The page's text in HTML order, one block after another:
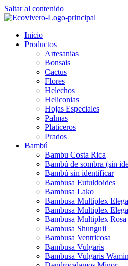
Saltar al contenido
Inicio
Productos
Artesanias
Bonsais
Cactus
Flores
Helechos
Heliconias
Hojas Especiales
Palmas
Platiceros
Prados
Bambú
Bambu Costa Rica
Bambú de sombra (sin
Bambú sin identificar
Bambusa Eutuldoides
Bambusa Lako
Bambusa Multiplex
Bambusa Multiplex
Bambusa Multiplex Rosa
Bambusa Shunguii
Bambusa Ventricosa
Bambusa Vulgaris
Bambusa Vulgaris